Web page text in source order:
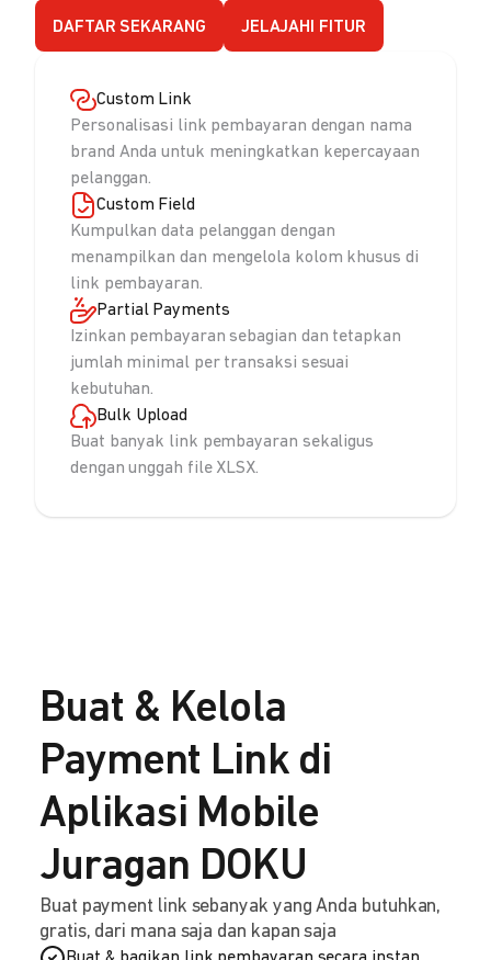
DAFTAR SEKARANG JELAJAHI FITUR
Custom Link
Personalisasi link pembayaran dengan nama
brand Anda untuk meningkatkan kepercayaan
pelanggan.
Custom Field
Kumpulkan data pelanggan dengan
menampilkan dan mengelola kolom khusus di
link pembayaran.
Partial Payments
Izinkan pembayaran sebagian dan tetapkan
jumlah minimal per transaksi sesuai
kebutuhan.
Bulk Upload
Buat banyak link pembayaran sekaligus
dengan unggah file XLSX.
Buat & Kelola
Payment Link di
Aplikasi Mobile
Juragan DOKU
Buat payment link sebanyak yang Anda butuhkan,
gratis, dari mana saja dan kapan saja